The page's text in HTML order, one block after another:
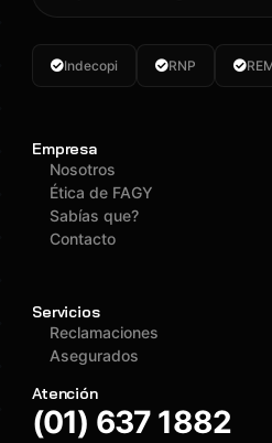
Indecopi RNP
Empresa
Nosotros
Ética de FAGY
Sabías que?
Contacto
Servicios
Reclamaciones
Asegurados
Atención
(01) 637 1882